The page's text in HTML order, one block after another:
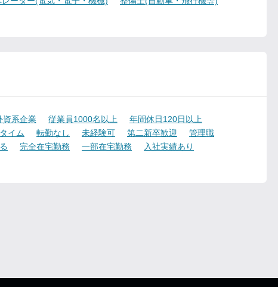
資系企業 従業員1000名以上
年間休日120日以上
イム
転勤なし 未経験可 第二新卒歓迎
管理職
完全在宅勤務 一部在宅勤務 入社実績あり